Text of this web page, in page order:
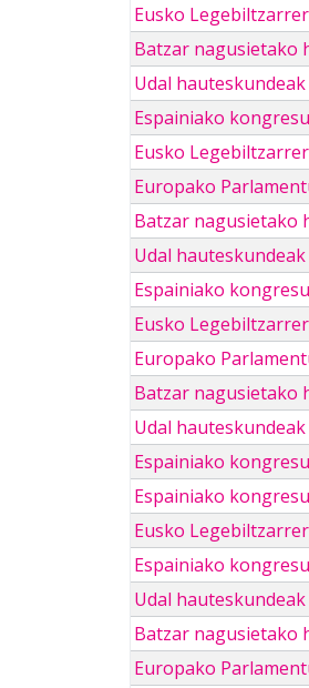
Eusko
Batzar nagusietako
Udal hauteskundeak
Espainiako
Eusko
Europako
Batzar nagusietako
Udal hauteskundeak
Espainiako
Eusko
Europako
Batzar nagusietako
Udal hauteskundeak
Espainiako
Espainiako
Eusko
Espainiako
Udal hauteskundeak
Batzar nagusietako
Europako